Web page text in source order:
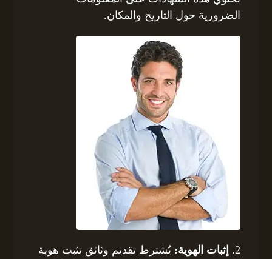
الضرورية حول التاريخ والمكان.
2. إثبات الهوية: يُشترط تقديم وثائق تثبت هوية